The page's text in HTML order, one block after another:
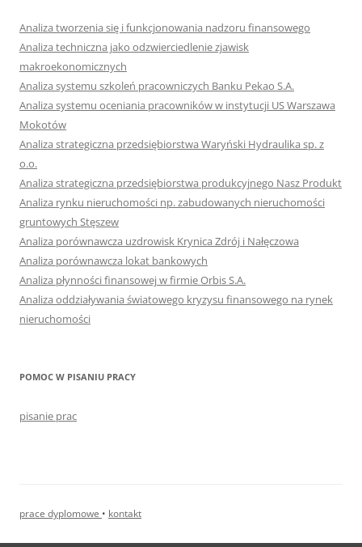
Analiza tworzenia się i funkcjonowania nadzoru finansowego
Analiza techniczna jako odzwierciedlenie zjawisk
makroekonomicznych
Analiza systemu szkoleń pracowniczych Banku Pekao S.A.
Analiza systemu oceniania pracowników w instytucji US Warszawa
Mokotów
Analiza strategiczna przedsiębiorstwa Waryński Hydraulika sp. z
o.o.
Analiza strategiczna przedsiębiorstwa produkcyjnego Nasz Produkt
Analiza rynku nieruchomości np. zabudowanych nieruchomości
gruntowych Stęszew
Analiza porównawcza uzdrowisk Krynica Zdrój i Nałęczowa
Analiza porównawcza lokat bankowych
Analiza płynności finansowej w firmie Orbis S.A.
Analiza oddziaływania światowego kryzysu finansowego na rynek
nieruchomości
POMOC W PISANIU PRACY
pisanie prac
prace dyplomowe • kontakt